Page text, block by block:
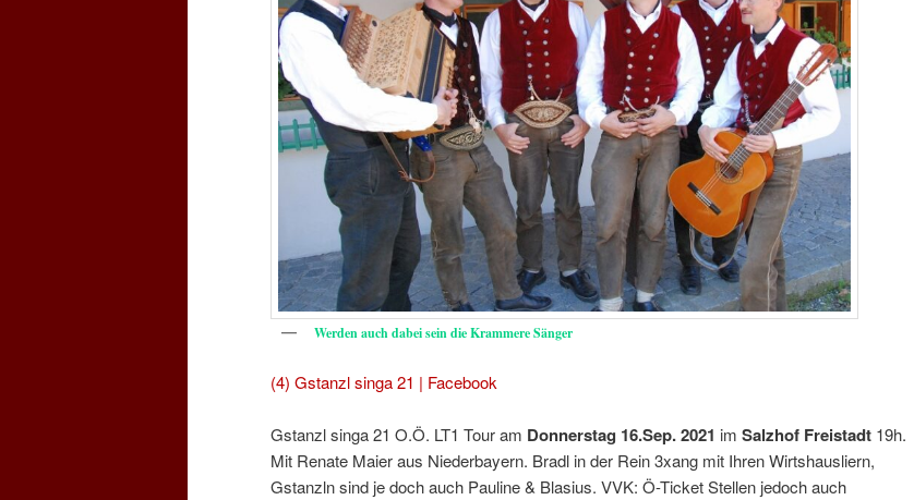
Werden auch dabei sein die Krammere Sänger
(4) Gstanzl singa 21 | Facebook
Gstanzl singa 21 O.Ö. LT1 Tour am Donnerstag 16.Sep. 2021 im Salzhof Freistadt 19h.
Mit Renate Maier aus Niederbayern. Bradl in der Rein 3xang mit Ihren Wirtshausliern,
Gstanzln sind je doch auch Pauline & Blasius. VVK: Ö-Ticket Stellen jedoch auch